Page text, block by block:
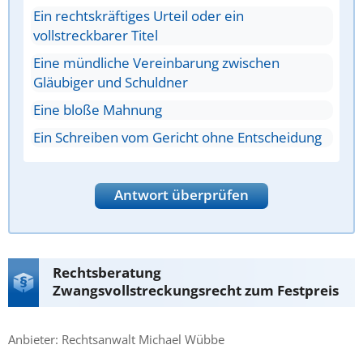
Ein rechtskräftiges Urteil oder ein
vollstreckbarer Titel
Eine mündliche Vereinbarung zwischen
Gläubiger und Schuldner
Eine bloße Mahnung
Ein Schreiben vom Gericht ohne Entscheidung
Antwort überprüfen
Rechtsberatung
Zwangsvollstreckungsrecht zum Festpreis
Anbieter: Rechtsanwalt Michael Wübbe